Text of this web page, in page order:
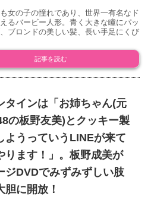
女の子の憧れであり、世界一有名なド
るバービー人形。青く大きな瞳にパッ
ブロンドの美しい髪、長い手足にくび
記事を読む
タインは「お姉ちゃん(元
の板野友美)とクッキー製
ようっていうLINEが来て
ります！」。板野成美が
ジDVDでみずみずしい肢
胆に開放！